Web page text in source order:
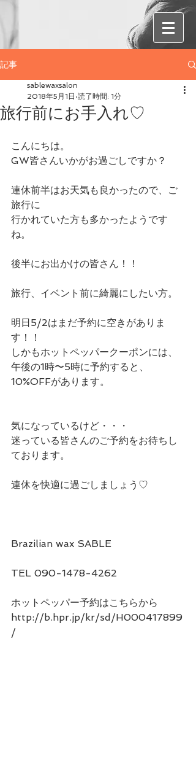
記事
旅行前にお手入れ♡
sablewaxsalon
2018年5月1日 読了時間: 1分
こんにちは。
GW皆さんいかがお過ごしですか？
連休前半はお天気も良かったので、ご
旅行に
行かれていた方も多かったようです
ね。
後半にお出かけの皆さん！！
旅行、イベント前に綺麗にしたい方。
明日5/2はまだ予約に空きがありま
す！！
しかもホットペッパークーポンには、
午後の1時〜5時に予約すると、
10%OFFがあります。
気になっているけど・・・
迷っている皆さんのご予約をお待ちし
ております。
連休を快適に過ごしましょう♡
Brazilian wax SABLE
TEL 090-1478-4262
ホットペッパー予約はこちらから
http://b.hpr.jp/kr/sd/H000417899
/